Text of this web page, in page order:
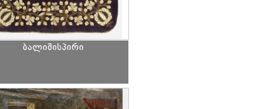
ბალიშისპირი